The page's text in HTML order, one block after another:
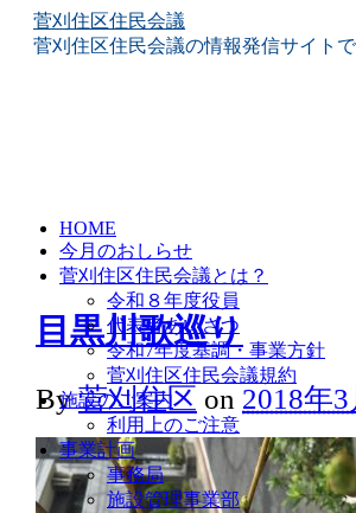
菅刈住区住民会議
菅刈住区住民会議の情報発信サイト
Skip
content
HOME
今月のおしらせ
菅刈住区住民会議とは？
令和８年度役員
代表者あいさつ
令和7年度基調・事業方針
菅刈住区住民会議規約
施設のご案内
利用上のご注意
事業計画
事務局
施設管理事業部
目黒川歌巡り
By 菅刈住区 on 2018年3